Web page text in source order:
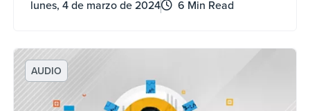
adquiridos en la planta para resolver un reto
lunes, 4 de marzo de 2024 6 Min Read
AUDIO